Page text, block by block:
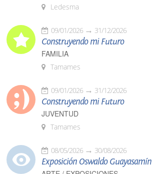
Ledesma
09/01/2026 31/12/2026
Construyendo mi Futuro
FAMILIA
Tamames
09/01/2026 31/12/2026
Construyendo mi Futuro
JUVENTUD
Tamames
08/05/2026 30/08/2026
Exposición Oswaldo Guayasamín